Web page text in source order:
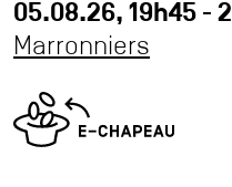
Accueil pro
Accueil presse
05.08.26, 19h45 -
Marronniers